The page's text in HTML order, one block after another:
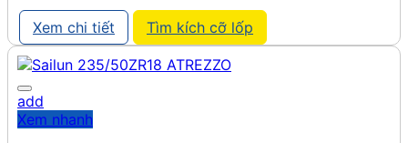
Xem chi tiết Tìm kích cỡ lốp
add
Xem nhanh